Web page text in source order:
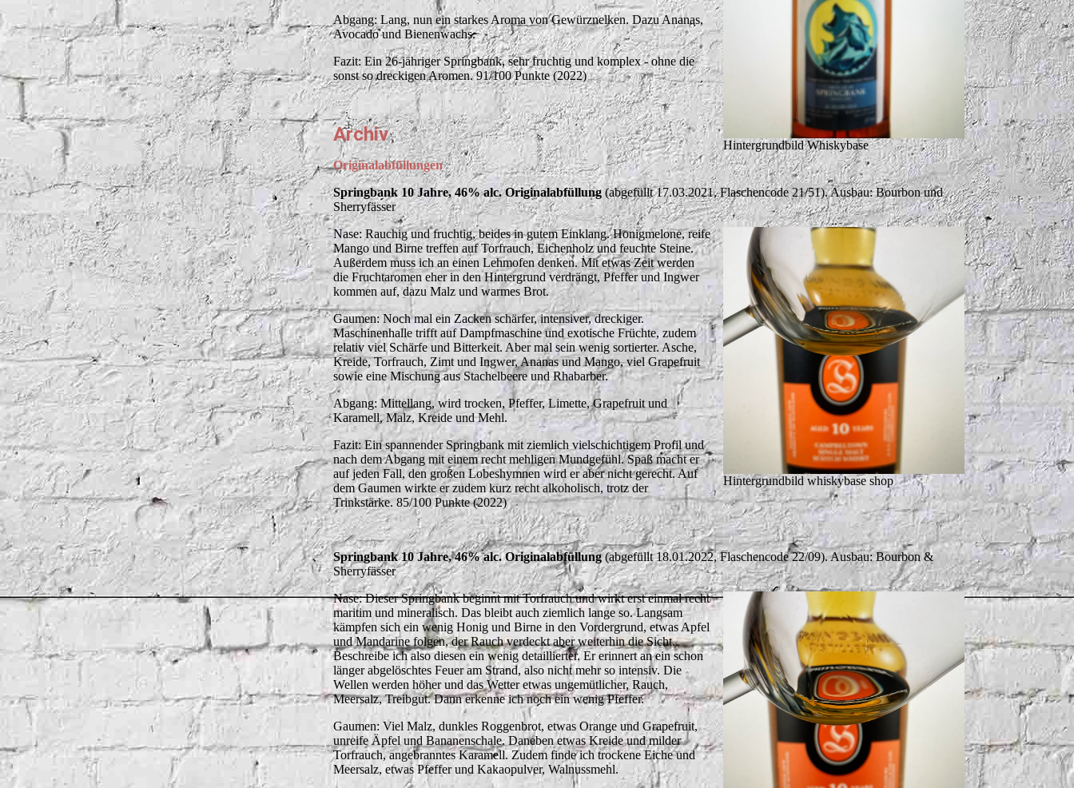
Hintergrundbild Whiskybase
Abgang: Lang, nun ein starkes Aroma von Gewürznelken. Dazu Ananas,
Avocado und Bienenwachs.
Fazit: Ein 26-jähriger Springbank, sehr fruchtig und komplex - ohne die
sonst so dreckigen Aromen. 91/100 Punkte (2022)
Archiv
Originalabfüllungen
Springbank 10 Jahre, 46% alc. Originalabfüllung(abgefüllt 17.03.2021, Flaschencode 21/51). Ausbau: Bourbon und
Sherryfässer
Hintergrundbild whiskybase shop
Nase: Rauchig und fruchtig, beides in gutem Einklang. Honigmelone, reife
Mango und Birne treffen auf Torfrauch, Eichenholz und feuchte Steine.
Außerdem muss ich an einen Lehmofen denken. Mit etwas Zeit werden
die Fruchtaromen eher in den Hintergrund verdrängt, Pfeffer und Ingwer
kommen auf, dazu Malz und warmes Brot.
Gaumen: Noch mal ein Zacken schärfer, intensiver, dreckiger.
Maschinenhalle trifft auf Dampfmaschine und exotische Früchte, zudem
relativ viel Schärfe und Bitterkeit. Aber mal sein wenig sortierter. Asche,
Kreide, Torfrauch, Zimt und Ingwer, Ananas und Mango, viel Grapefruit
sowie eine Mischung aus Stachelbeere und Rhabarber.
Abgang: Mittellang, wird trocken, Pfeffer, Limette, Grapefruit und
Karamell, Malz, Kreide und Mehl.
Fazit: Ein spannender Springbank mit ziemlich vielschichtigem Profil und
nach dem Abgang mit einem recht mehligen Mundgefühl. Spaß macht er
auf jeden Fall, den großen Lobeshymnen wird er aber nicht gerecht. Auf
dem Gaumen wirkte er zudem kurz recht alkoholisch, trotz der
Trinkstärke. 85/100 Punkte (2022)
Springbank 10 Jahre, 46% alc. Originalabfüllung(abgefüllt 18.01.2022, Flaschencode 22/09). Ausbau: Bourbon &
Sherryfässer
Nase: Dieser Springbank beginnt mit Torfrauch und wirkt erst einmal recht
maritim und mineralisch. Das bleibt auch ziemlich lange so. Langsam
kämpfen sich ein wenig Honig und Birne in den Vordergrund, etwas Apfel
und Mandarine folgen, der Rauch verdeckt aber weiterhin die Sicht.
Beschreibe ich also diesen ein wenig detaillierter. Er erinnert an ein schon
länger abgelöschtes Feuer am Strand, also nicht mehr so intensiv. Die
Wellen werden höher und das Wetter etwas ungemütlicher, Rauch,
Meersalz, Treibgut. Dann erkenne ich noch ein wenig Pfeffer.
Gaumen: Viel Malz, dunkles Roggenbrot, etwas Orange und Grapefruit,
unreife Äpfel und Bananenschale. Daneben etwas Kreide und milder
Torfrauch, angebranntes Karamell. Zudem finde ich trockene Eiche und
Meersalz, etwas Pfeffer und Kakaopulver, Walnussmehl.